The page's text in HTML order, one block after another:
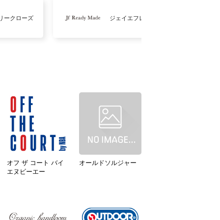
ークローズ ジェイエフレディメイド
オフ ザ コート バイ
エヌビーエー
オールドソルジャー